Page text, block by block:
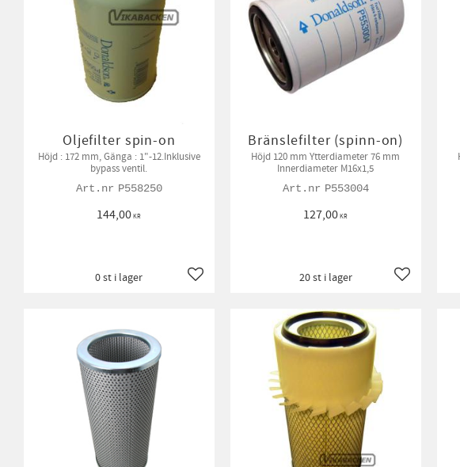
Oljefilter spin-on
Höjd : 172 mm, Gänga : 1"-12.Inklusive
bypass ventil.
P558250
144,00KR
Lägg till i favoriter
0 st i lager
Bränslefilter (spinn-on)
Höjd 120 mm Ytterdiameter 76 mm
Innerdiameter M16x1,5
P553004
127,00KR
Lägg till i
20 st i lager